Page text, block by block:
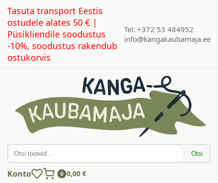
Tasuta transport Eestis
ostudele alates 50 € |
Püsikliendile soodustus
-10%, soodustus rakendub
ostukorvis
Tel: +372 53 484952
info@kangakaubamaja.ee
Otsi: Otsi
Konto 0 0,00 €